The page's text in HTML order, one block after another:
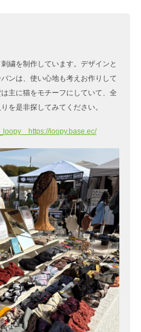
繍を制作しています。デザインと
ンは、使い心地も考えお作りして
主に猫をモチーフにしていて、全
を是非探してみてください。
https://loopy.base.ec/